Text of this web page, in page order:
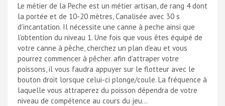
Le métier de la Peche est un métier artisan, de rang 4 dont
la portée et de 10-20 mètres, Canalisée avec 30 s
d’incantation. Il nécessite une canne à peche ainsi que
l’obtention du niveau 1. Une fois que vous êtes équipé de
votre canne à pêche, cherchez un plan d’eau et vous
pourrez commencer à pêcher. afin d’attraper votre
poissons, il vous faudra appuyer sur le flotteur avec le
bouton droit lorsque celui-ci plonge/coule. La fréquence à
laquelle vous attraperez du poisson dépendra de votre
niveau de compétence au cours du jeu…